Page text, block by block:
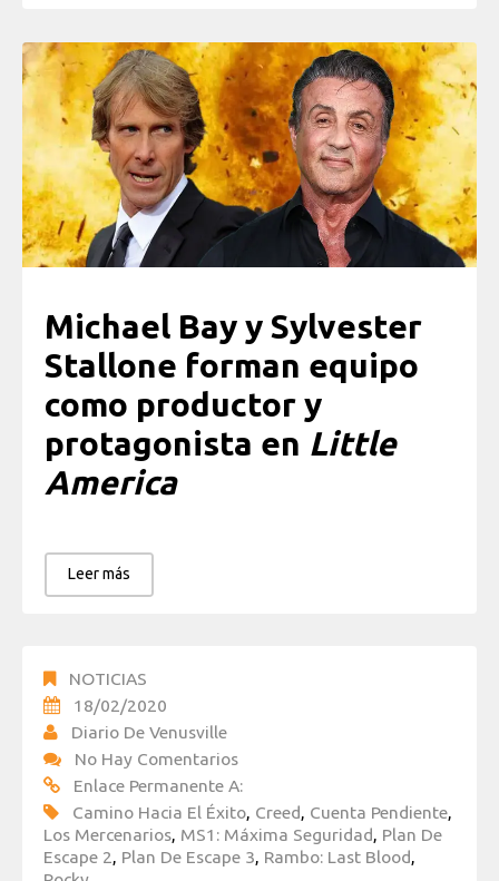
Michael Bay y Sylvester
Stallone forman equipo
como productor y
protagonista en Little
America
Leer más
NOTICIAS
18/02/2020
Diario De Venusville
No Hay Comentarios
Enlace Permanente A:
Camino Hacia El Éxito, Creed, Cuenta Pendiente,
Los Mercenarios, MS1: Máxima Seguridad, Plan De
Escape 2, Plan De Escape 3, Rambo: Last Blood,